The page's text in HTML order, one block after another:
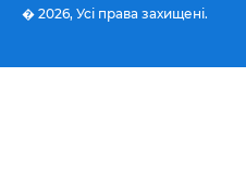
� 2026, Усі права захищені.